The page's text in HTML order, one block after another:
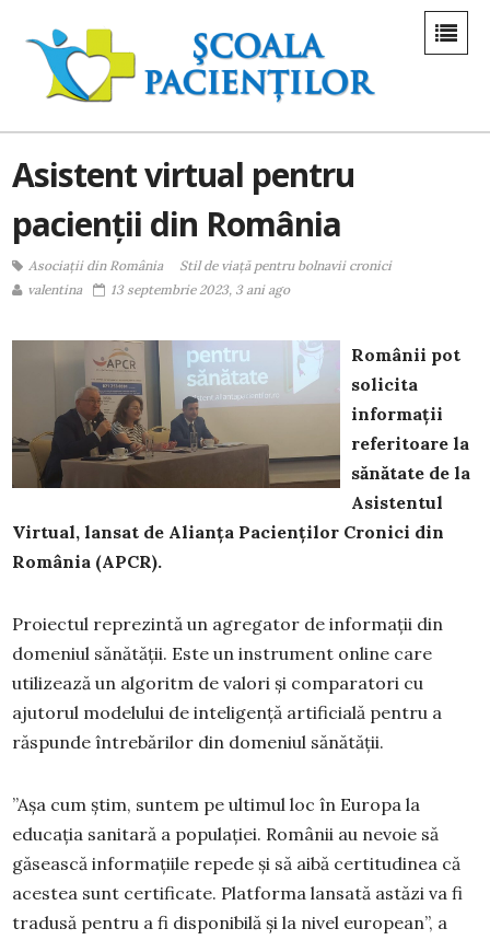
Asistent virtual pentru
pacienții din România
Asociații din România
Stil de viaţă pentru bolnavii cronici
valentina
13 septembrie 2023, 3 ani ago
Românii pot
solicita
informații
referitoare la
sănătate de la
Asistentul
Virtual, lansat de Alianța Pacienților Cronici din
România (APCR).
Proiectul reprezintă un agregator de informații din
domeniul sănătății. Este un instrument online care
utilizează un algoritm de valori și comparatori cu
ajutorul modelului de inteligență artificială pentru a
răspunde întrebărilor din domeniul sănătății.
”Așa cum știm, suntem pe ultimul loc în Europa la
educația sanitară a populației. Românii au nevoie să
găsească informațiile repede și să aibă certitudinea că
acestea sunt certificate. Platforma lansată astăzi va fi
tradusă pentru a fi disponibilă și la nivel european”, a